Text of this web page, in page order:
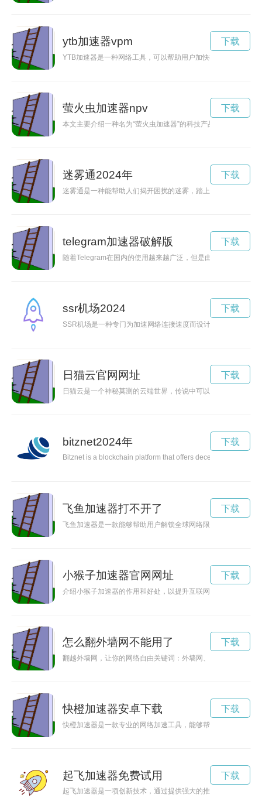
ytb加速器vpm
YTB加速器是一种网络工具，可以帮助用户加快视频加载速度
下载
萤火虫加速器npv
本文主要介绍一种名为“萤火虫加速器”的科技产品，其通过创
下载
迷雾通2024年
迷雾通是一种能帮助人们揭开困扰的迷雾，踏上通往成功之路
下载
telegram加速器破解版
随着Telegram在国内的使用越来越广泛，但是由于网络限制，
下载
ssr机场2024
SSR机场是一种专门为加速网络连接速度而设计的服务，可以
下载
日猫云官网网址
日猫云是一个神秘莫测的云端世界，传说中可以穿越时空，连
下载
bitznet2024年
Bitznet is a blockchain platform that offers decentralized
下载
飞鱼加速器打不开了
飞鱼加速器是一款能够帮助用户解锁全球网络限制，畅享网络
下载
小猴子加速器官网网址
介绍小猴子加速器的作用和好处，以提升互联网用户的上网体
下载
怎么翻外墙网不能用了
翻越外墙网，让你的网络自由关键词：外墙网、翻墙、VPN、
下载
快橙加速器安卓下载
快橙加速器是一款专业的网络加速工具，能够帮助用户解决网
下载
起飞加速器免费试用
起飞加速器是一项创新技术，通过提供强大的推力和速度，极
下载